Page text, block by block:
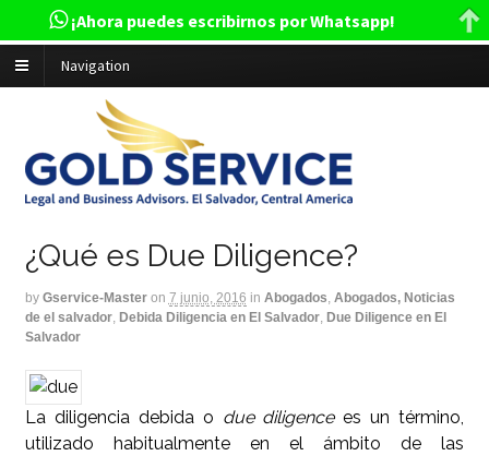
Navigation
¿Qué es Due Diligence?
by Gservice-Master on 7 junio, 2016 in Abogados Abogados, Noticias
de el salvador, Debida Diligencia en El Salvador, Due Diligence en El
Salvador
La diligencia debida o due diligencees un término,
utilizado habitualmente en el ámbito de las
¡Ahora puedes escribirnos por Whatsapp!